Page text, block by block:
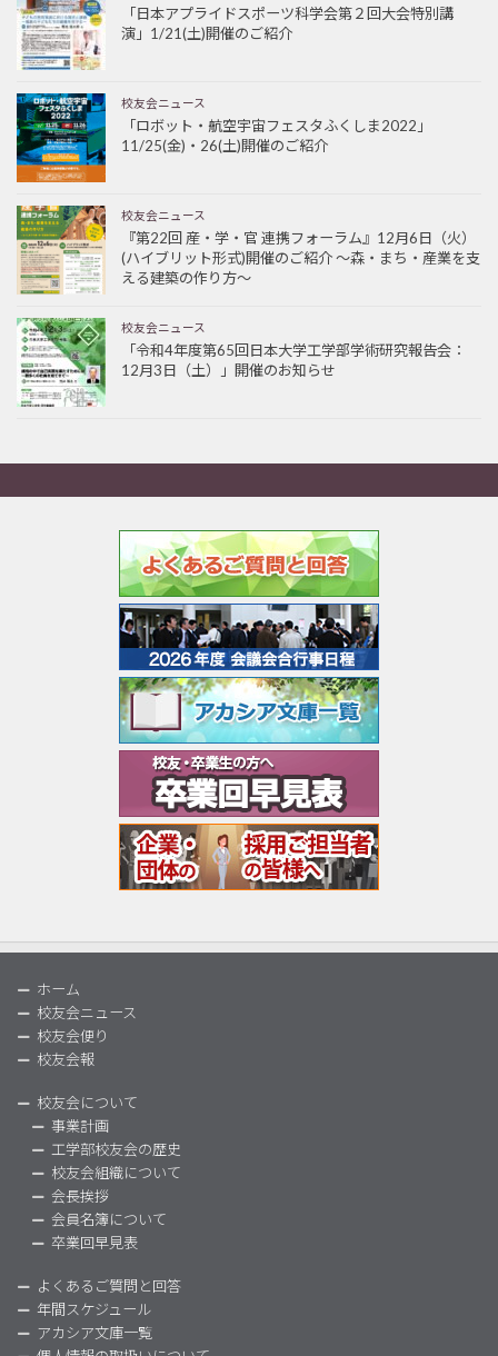
「日本アプライドスポーツ科学会第２回大会特別講
演」1/21(土)開催のご紹介
校友会ニュース
「ロボット・航空宇宙フェスタふくしま2022」
11/25(金)・26(土)開催のご紹介
校友会ニュース
『第22回 産・学・官 連携フォーラム』12月6日（火）
(ハイブリット形式)開催のご紹介 ～森・まち・産業を支
える建築の作り方～
校友会ニュース
「令和4年度第65回日本大学工学部学術研究報告会：
12月3日（土）」開催のお知らせ
ホーム
校友会ニュース
校友会便り
校友会報
校友会について
事業計画
工学部校友会の歴史
校友会組織について
会長挨拶
会員名簿について
卒業回早見表
よくあるご質問と回答
年間スケジュール
アカシア文庫一覧